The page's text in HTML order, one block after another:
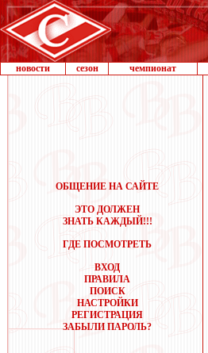
новости сезон чемпионат
ОБЩЕНИЕ НА САЙТЕ
ЭТО ДОЛЖЕН
ЗНАТЬ КАЖДЫЙ!!!
ГДЕ ПОСМОТРЕТЬ
ВХОД
ПРАВИЛА
ПОИСК
НАСТРОЙКИ
РЕГИСТРАЦИЯ
ЗАБЫЛИ ПАРОЛЬ?